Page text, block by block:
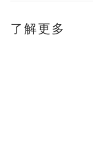
了解更多